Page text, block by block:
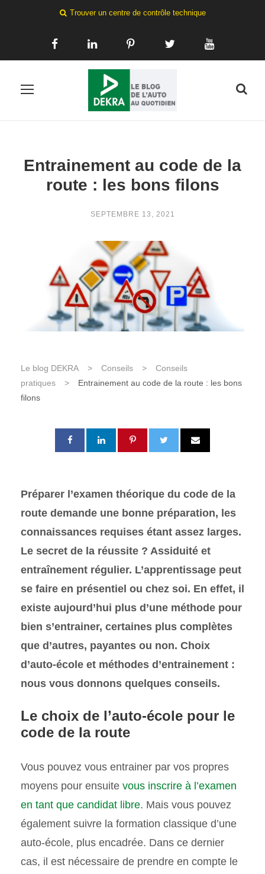
Trouver un centre de contrôle technique
Entrainement au code de la
route : les bons filons
SEPTEMBRE 13, 2021
Le blog DEKRA > Conseils >
Conseils
pratiques
>
Entrainement au code de la route : les bons
filons
Préparer l’examen théorique du code de la
route demande une bonne préparation, les
connaissances requises étant assez larges.
Le secret de la réussite ? Assiduité et
entraînement régulier. L’apprentissage peut
se faire en présentiel ou chez soi. En effet, il
existe aujourd’hui plus d’une méthode pour
bien s’entrainer, certaines plus complètes
que d’autres, payantes ou non. Choix
d’auto-école et méthodes d’entrainement :
nous vous donnons quelques conseils.
Le choix de l’auto-école pour le
code de la route
Vous pouvez vous entrainer par vos propres
moyens pour ensuite vous inscrire à l’examen
en tant que candidat libre. Mais vous pouvez
également suivre la formation classique d’une
auto-école, plus encadrée. Dans ce dernier
cas, il est nécessaire de prendre en compte le